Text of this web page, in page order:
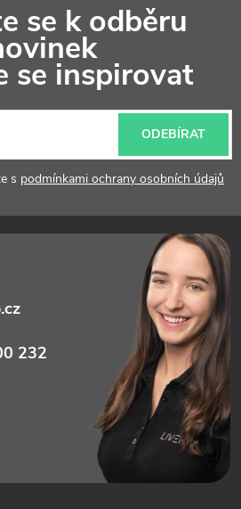
se k odběru
se inspirovat
s podmínkami ochrany osobních údajů
ODEBÍRAT
232